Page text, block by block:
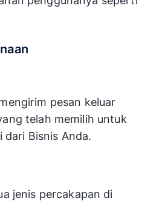
pesan keluar
telah memilih untuk
Bisnis Anda.
jenis percakapan di